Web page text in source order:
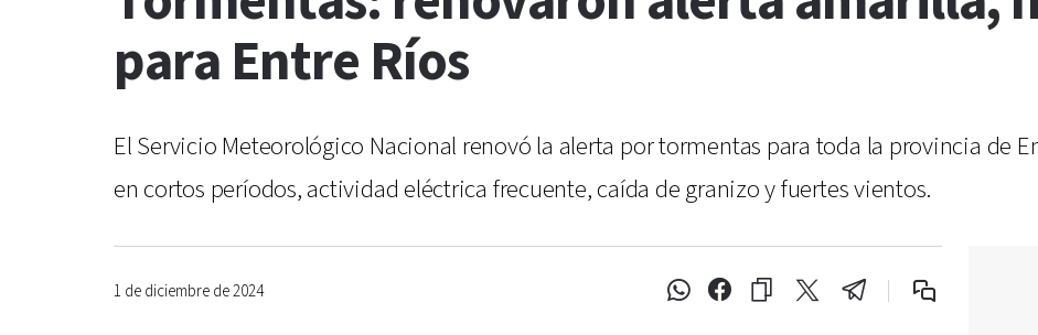
para Entre Ríos
El Servicio Meteorológico Nacional renovó la alerta por tormentas para toda la provincia de
en cortos períodos, actividad eléctrica frecuente, caída de granizo y fuertes vientos.
1 de diciembre de 2024